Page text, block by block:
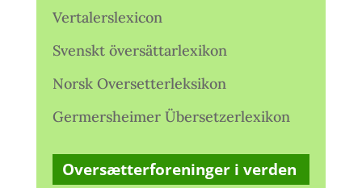
Vertalerslexicon
Svenskt översättarlexikon
Norsk Oversetterleksikon
Germersheimer Übersetzerlexikon
Oversætterforeninger i verden